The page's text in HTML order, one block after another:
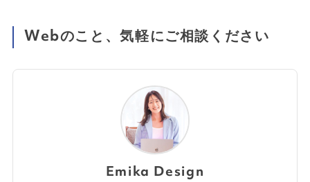
Webのこと、気軽にご相談ください
Emika Design